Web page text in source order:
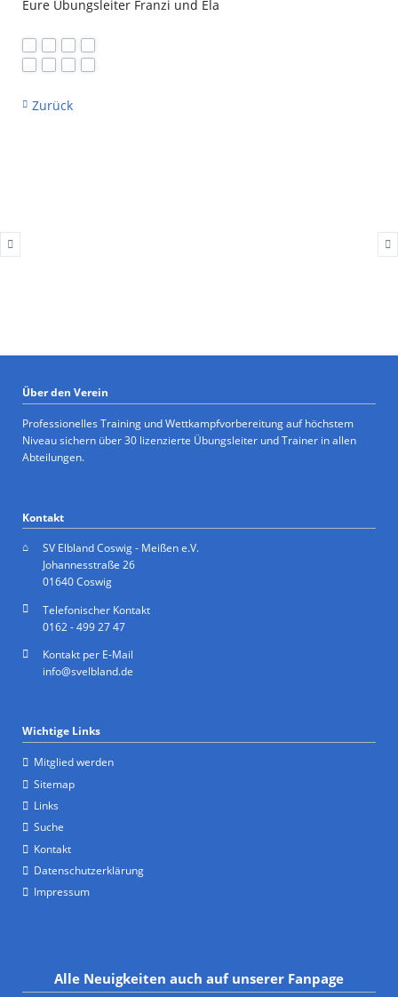
Eure Übungsleiter Franzi und Ela
Zurück
Über den Verein
Professionelles Training und Wettkampfvorbereitung auf höchstem
Niveau sichern über 30 lizenzierte Übungsleiter und Trainer in allen
Abteilungen.
Kontakt
SV Elbland Coswig - Meißen e.V.
Johannesstraße 26
01640 Coswig
Telefonischer Kontakt
0162 - 499 27 47
Kontakt per E-Mail
info@svelbland.de
Wichtige Links
Mitglied werden
Sitemap
Links
Suche
Kontakt
Datenschutzerklärung
Impressum
Alle Neuigkeiten auch auf unserer Fanpage